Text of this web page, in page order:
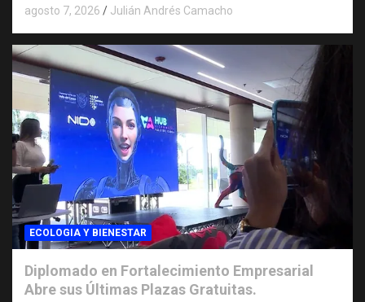
agosto 7, 2026 Julián Andrés Camacho
ECOLOGIA Y BIENESTAR
Diplomado en Fortalecimiento Empresarial
Abre sus Últimas Plazas Gratuitas.